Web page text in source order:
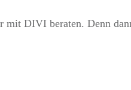
mit DIVI beraten. Denn